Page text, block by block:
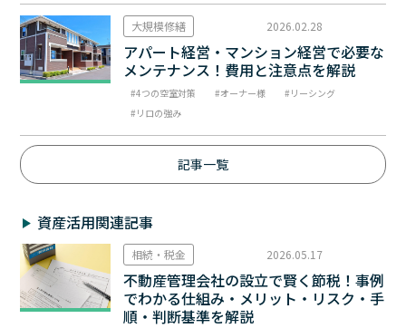
大規模修繕 2026.02.28
アパート経営・マンション経営で必要な
メンテナンス！費用と注意点を解説
4つの空室対策 オーナー様
リーシング
リロの強み
記事一覧
資産活用関連記事
相続・税金 2026.05.17
不動産管理会社の設立で賢く節税！事例
でわかる仕組み・メリット・リスク・手
順・判断基準を解説